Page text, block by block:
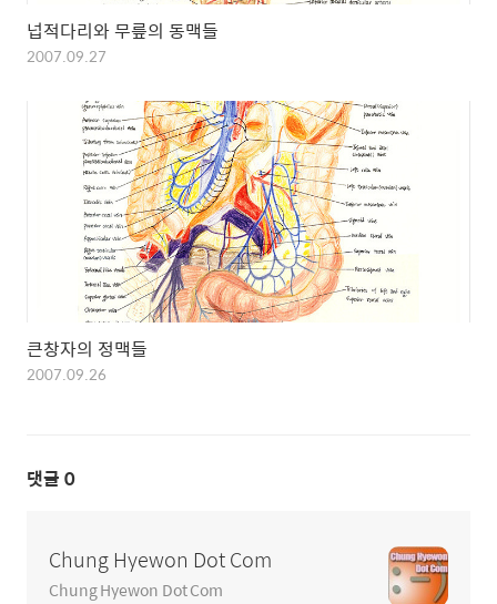
넙적다리와 무릎의 동맥들
2007.09.27
큰창자의 정맥들
2007.09.26
댓글 0
Chung Hyewon Dot Com
Chung Hyewon Dot Com